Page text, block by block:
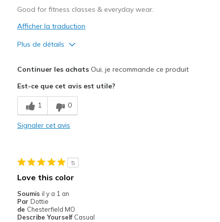
Good for fitness classes & everyday wear.
Afficher la traduction
Plus de détails
Comfortable
Stylish
Going Out
Width
Sizing
View On Shoes
I'm Really Into Shoes
Continuer les achatsOui, je recommande ce produit
Est-ce que cet avis est utile?
1 0
Signaler cet avis
5
Love this color
Soumis il y a 1 an
Par Dottie
de Chesterfield MO
Describe Yourself Casual